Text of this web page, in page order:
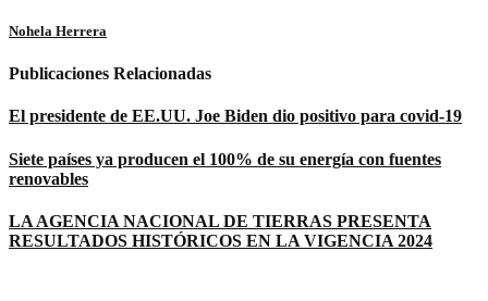
Nohela Herrera
Publicaciones Relacionadas
El presidente de EE.UU. Joe Biden dio positivo para covid-19
Siete países ya producen el 100% de su energía con fuentes
renovables
LA AGENCIA NACIONAL DE TIERRAS PRESENTA
RESULTADOS HISTÓRICOS EN LA VIGENCIA 2024